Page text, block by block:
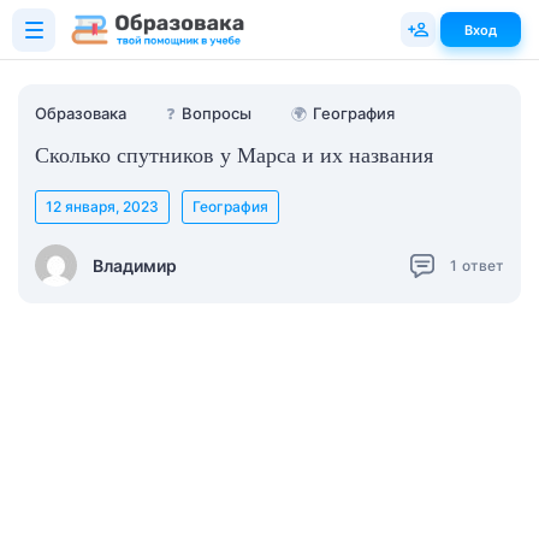
Образовака ❓ Вопросы 🌍 География
Сколько спутников у Марса и их названия
Владимир
12 января, 2023 География
1 ответ
Вход